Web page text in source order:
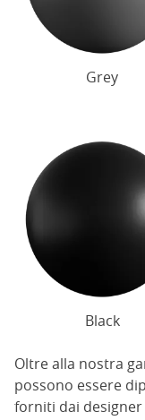
Grey
Black
Oltre alla nostra
possono essere
forniti dai